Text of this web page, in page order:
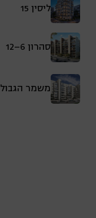
ליסין 15
סהרון 6–12
משמר הגבול